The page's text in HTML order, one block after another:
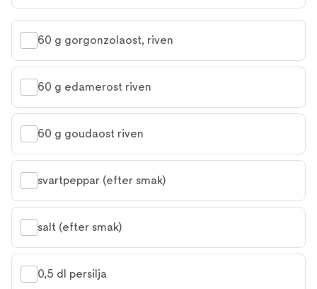
60 g gorgonzolaost, riven
60 g edamerost riven
60 g goudaost riven
svartpeppar (efter smak)
salt (efter smak)
0,5 dl persilja